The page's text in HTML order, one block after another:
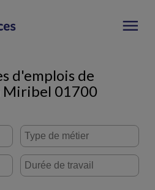
d'emplois de
Miribel 01700